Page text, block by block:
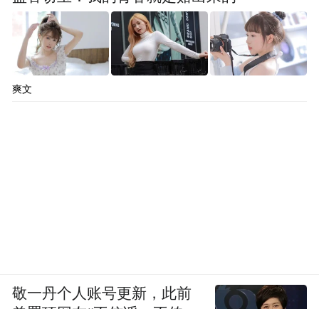
爽文
敬一丹个人账号更新，此前